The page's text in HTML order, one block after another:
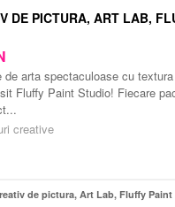
DE PICTURA, ART LAB,
de arta spectaculoase cu
Fluffy Paint Studio! Fiecare
creative
de pictura, Art Lab, Fluffy